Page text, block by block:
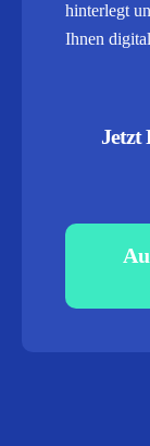
hinterlegt
Ihnen
Jetzt